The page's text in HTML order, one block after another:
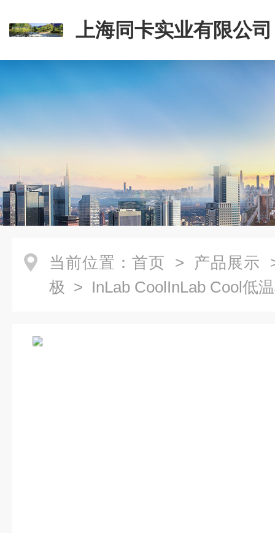
上海同卡实业有限公司
当前位置： 首页 > 产品展示
极 > InLab CoolInLab Cool低